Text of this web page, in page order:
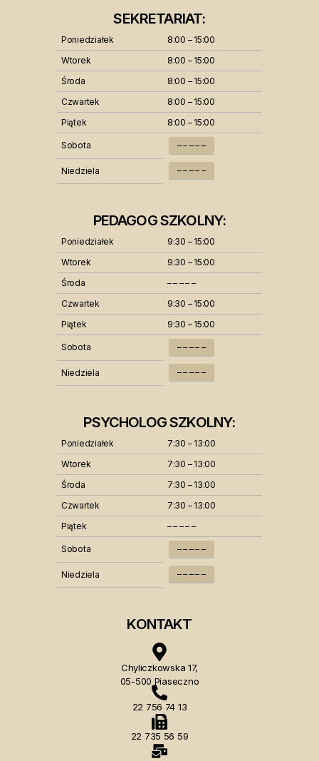
SEKRETARIAT:
Poniedziałek
8:00 – 15:00
Wtorek
8:00 – 15:00
Środa
8:00 – 15:00
Czwartek
8:00 – 15:00
Piątek
8:00 – 15:00
Sobota – – – – –
Niedziela – – – – –
PEDAGOG SZKOLNY:
Poniedziałek
9:30 – 15:00
Wtorek
9:30 – 15:00
Środa
– – – – –
Czwartek
9:30 – 15:00
Piątek
9:30 – 15:00
Sobota – – – – –
Niedziela – – – – –
PSYCHOLOG SZKOLNY:
Poniedziałek
7:30 – 13:00
Wtorek
7:30 – 13:00
Środa
7:30 – 13:00
Czwartek
7:30 – 13:00
Piątek
– – – – –
Sobota – – – – –
Niedziela – – – – –
KONTAKT
Chyliczkowska 17,
05-500 Piaseczno
22 756 74 13
22 735 56 59